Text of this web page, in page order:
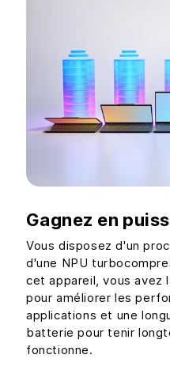
Gagnez en
Vous disposez d'un
d'une NPU
cet appareil, vous avez
pour améliorer les
applications et une
batterie pour tenir
fonctionne.